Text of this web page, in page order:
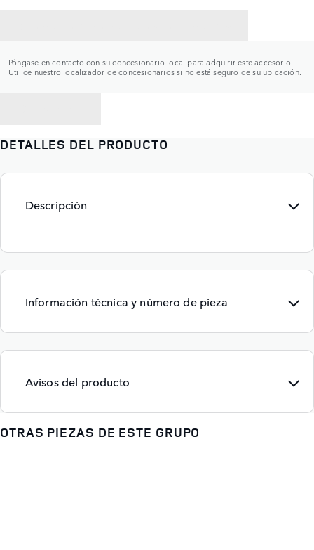
Póngase en contacto con su concesionario local para adquirir este accesorio.
Utilice nuestro localizador de concesionarios si no está seguro de su ubicación.
DETALLES DEL PRODUCTO
Descripción
Información técnica y número de pieza
Avisos del producto
OTRAS PIEZAS DE ESTE GRUPO